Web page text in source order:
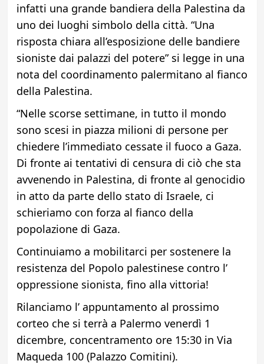
infatti una grande bandiera della Palestina da
uno dei luoghi simbolo della città. “Una
risposta chiara all’esposizione delle bandiere
sioniste dai palazzi del potere” si legge in una
nota del coordinamento palermitano al fianco
della Palestina.
“Nelle scorse settimane, in tutto il mondo
sono scesi in piazza milioni di persone per
chiedere l’immediato cessate il fuoco a Gaza.
Di fronte ai tentativi di censura di ciò che sta
avvenendo in Palestina, di fronte al genocidio
in atto da parte dello stato di Israele, ci
schieriamo con forza al fianco della
popolazione di Gaza.
Continuiamo a mobilitarci per sostenere la
resistenza del Popolo palestinese contro l’
oppressione sionista, fino alla vittoria!
Rilanciamo l’ appuntamento al prossimo
corteo che si terrà a Palermo venerdì 1
dicembre, concentramento ore 15:30 in Via
Maqueda 100 (Palazzo Comitini).